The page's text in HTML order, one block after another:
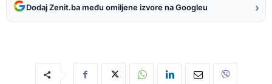
Dodaj Zenit.ba među omiljene izvore na Googleu ›